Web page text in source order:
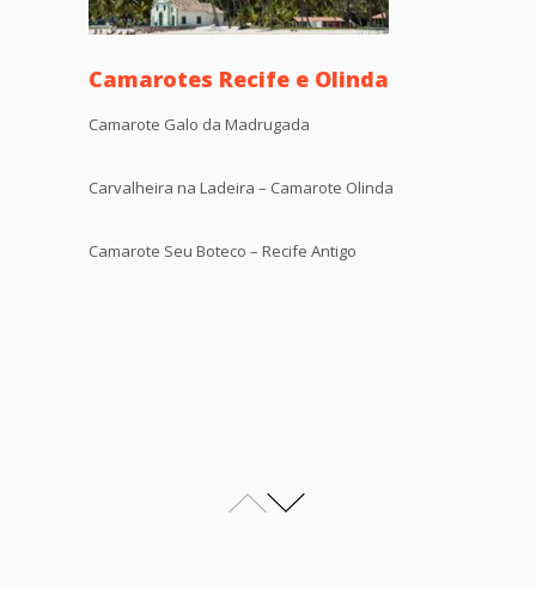
Camarotes Recife e Olinda
Camarote Galo da Madrugada
Carvalheira na Ladeira – Camarote Olinda
Camarote Seu Boteco – Recife Antigo